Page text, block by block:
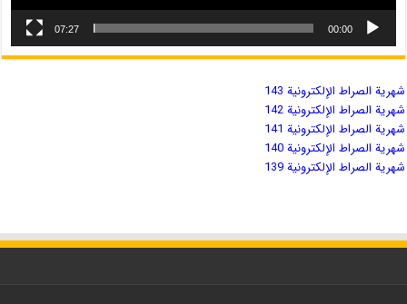
00:00
07:27
شهریة الصراط الإلكترونية 143
شهریة الصراط الإلكترونية 142
شهریة الصراط الإلكترونية 141
شهریة الصراط الإلكترونية 140
شهریة الصراط الإلكترونية 139